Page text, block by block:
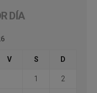
DÍA
V S D
1 2